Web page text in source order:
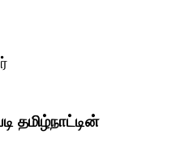
தமிழ்நாட்டின்